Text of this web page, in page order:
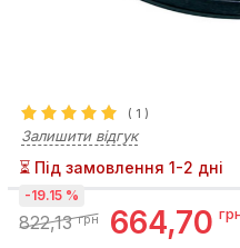
( 1 )
Залишити відгук
⏳ Під замовлення 1-2 дні
822,13 грн 664,70
-19.15 %